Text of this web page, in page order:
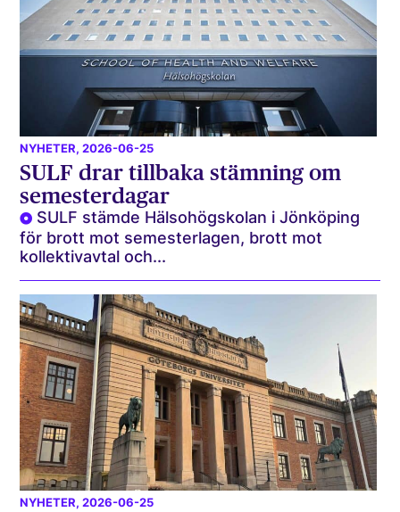
NYHETER, 2026-06-25
SULF drar tillbaka stämning om
semesterdagar
SULF stämde Hälsohögskolan i Jönköping
för brott mot semesterlagen, brott mot
kollektivavtal och...
NYHETER, 2026-06-25